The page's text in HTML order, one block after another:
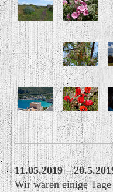
11.05.2019 –
Wir waren einige